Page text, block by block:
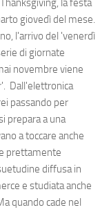
la festa
giovedì del mese.
l'arrivo del 'venerdì
di giornate
novembre viene
Dall'elettronica
passando per
prepara a una
a toccare anche
prettamente
diffusa in
e studiata anche
quando cade nel